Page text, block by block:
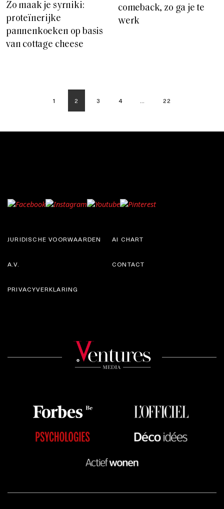
Zo maak je syrniki:
proteïnerijke
pannenkoeken op basis
van cottage cheese
comeback, zo ga je te
werk
1 2 3 4 … 22
JURIDISCHE VOORWAARDEN
A.V.
AI CHART
CONTACT
PRIVACYVERKLARING